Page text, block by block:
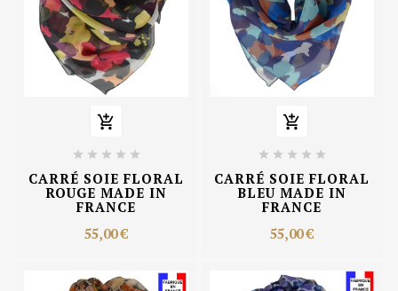

    
CARRÉ SOIE FLORAL
ROUGE MADE IN
FRANCE
55,00 €

    
CARRÉ SOIE FLORAL
BLEU MADE IN
FRANCE
55,00 €